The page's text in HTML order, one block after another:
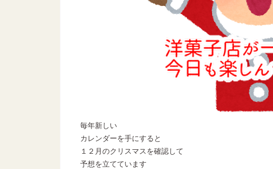
毎年新しい
カレンダーを手にすると
１２月のクリスマスを確認して
予想を立てています